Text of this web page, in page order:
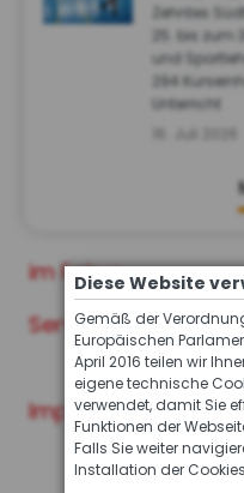
Zehntes
25. bis zum
und
294
Unterricht
im Fokus
Service
Impressum
Diese Website
Gemäß der
Europäischen
April 2016 teilen wir
eigene technische
verwendet, damit Sie
Funktionen der
Falls Sie weiter
Installation der